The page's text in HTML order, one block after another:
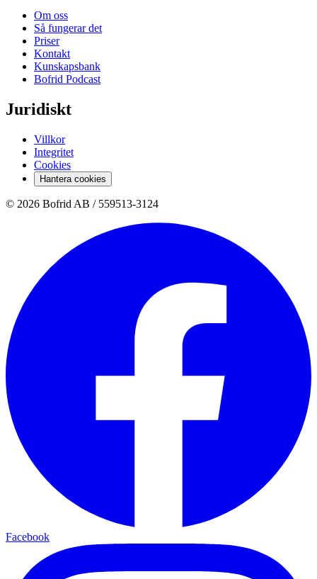
Om oss
Så fungerar det
Priser
Kontakt
Kunskapsbank
Bofrid Podcast
Juridiskt
Villkor
Integritet
Cookies
Hantera cookies
© 2026 Bofrid AB / 559513-3124
Facebook